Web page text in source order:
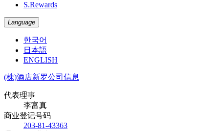
S.Rewards
Language
한국어
日本語
ENGLISH
(株)酒店新罗公司信息
代表理事
李富真
商业登记号码
203-81-43363